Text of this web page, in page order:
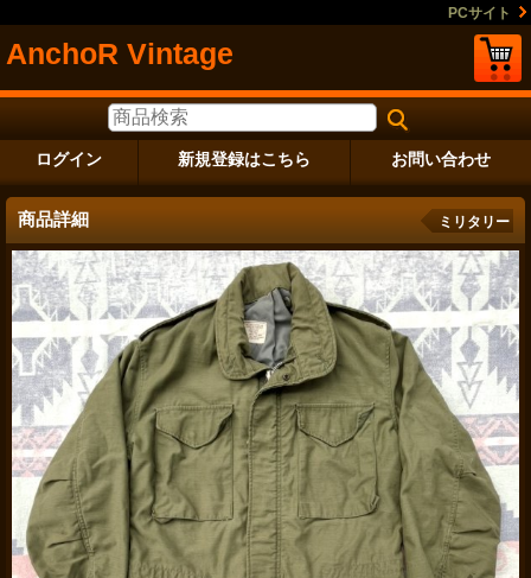
PCサイト
AnchoR Vintage
ログイン 新規登録はこちら お問い合わせ
商品詳細 ミリタリー